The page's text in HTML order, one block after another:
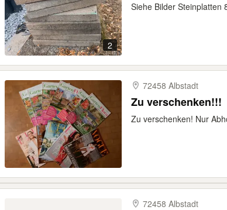
2
Siehe Bilder Steinplatten
72458 Albstadt
Zu verschenken!!!
Zu verschenken! Nur
72458 Albstadt